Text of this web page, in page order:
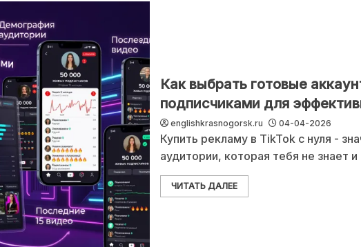
Как выбрать готовые
подписчиками для
englishkrasnogorsk.ru 04-04-2026
Купить рекламу в TikTok с нуля -
аудитории, которая тебя не знает
ЧИТАТЬ ДАЛЕЕ